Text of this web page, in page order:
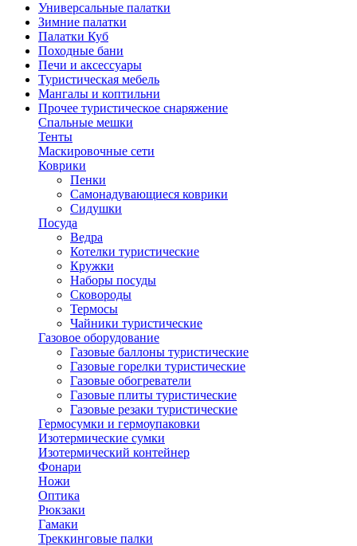
Универсальные палатки
Зимние палатки
Палатки Куб
Походные бани
Печи и аксессуары
Туристическая мебель
Мангалы и коптильни
Прочее туристическое снаряжение
Спальные мешки
Тенты
Маскировочные сети
Коврики
Пенки
Самонадувающиеся коврики
Сидушки
Посуда
Ведра
Котелки туристические
Кружки
Наборы посуды
Сковороды
Термосы
Чайники туристические
Газовое оборудование
Газовые баллоны туристические
Газовые горелки туристические
Газовые обогреватели
Газовые плиты туристические
Газовые резаки туристические
Гермосумки и гермоупаковки
Изотермические сумки
Изотермический контейнер
Фонари
Ножи
Оптика
Рюкзаки
Гамаки
Треккинговые палки